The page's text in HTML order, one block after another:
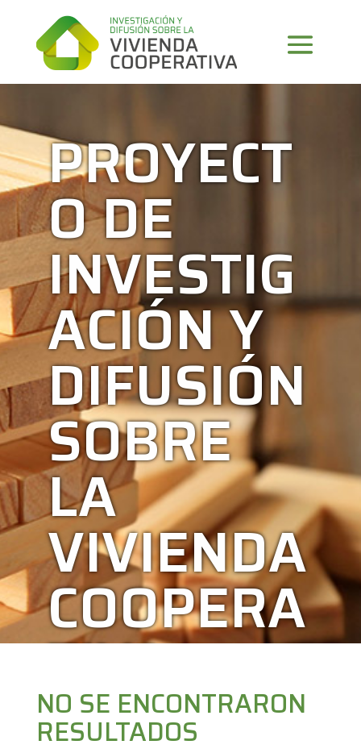
PROYECT
O DE
INVESTIG
ACIÓN Y
DIFUSIÓN
SOBRE
LA
VIVIENDA
COOPERA
TIVA
NO SE ENCONTRARON
RESULTADOS